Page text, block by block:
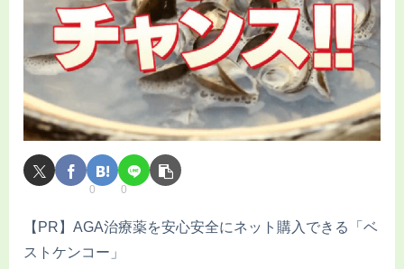
0 0
【PR】AGA治療薬を安心安全にネット購入できる「ベ
ストケンコー」